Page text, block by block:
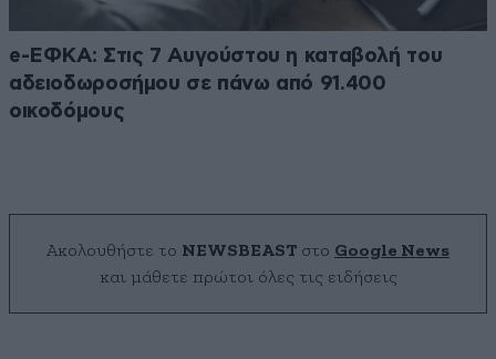
e-ΕΦΚΑ: Στις 7 Αυγούστου η καταβολή του
αδειοδωροσήμου σε πάνω από 91.400
οικοδόμους
Ακολουθήστε το NEWSBEAST στο Google News
και μάθετε πρώτοι όλες τις ειδήσεις